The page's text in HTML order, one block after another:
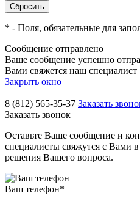
* - Поля, обязательные для
Сообщение отправлено
Ваше сообщение успешно
Вами свяжется наш специалист
Закрыть окно
8 (812) 565-35-37 Заказать
Заказать звонок
Оставьте Ваше сообщение и
специалисты свяжутся с Вами
решения Вашего вопроса.
Ваш телефон*